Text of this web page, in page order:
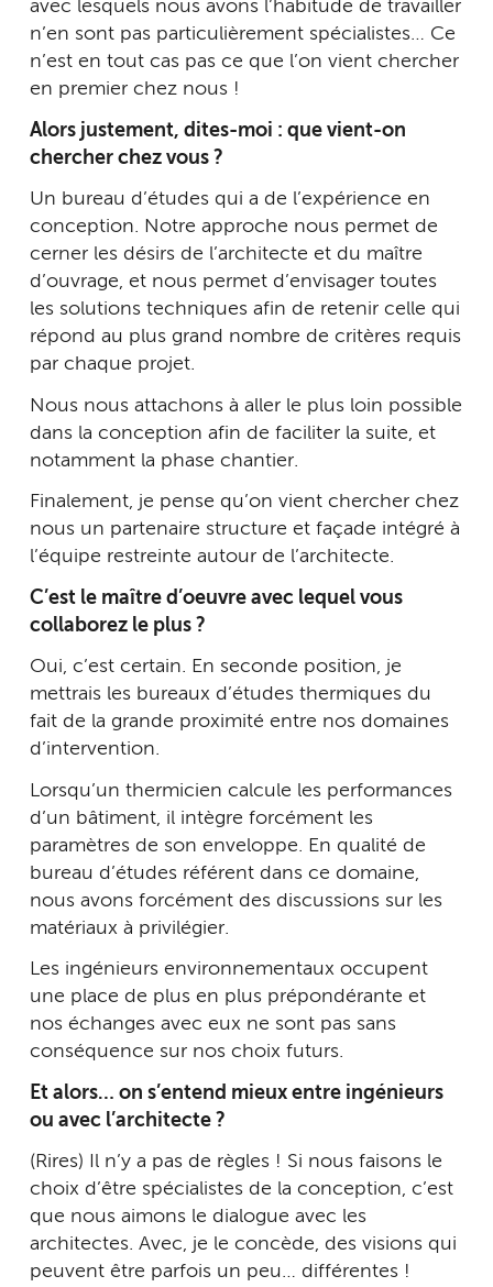
avec lesquels nous avons l’habitude de travailler
n’en sont pas particulièrement spécialistes… Ce
n’est en tout cas pas ce que l’on vient chercher
en premier chez nous !
Alors justement, dites-moi : que vient-on
chercher chez vous ?
Un bureau d’études qui a de l’expérience en
conception. Notre approche nous permet de
cerner les désirs de l’architecte et du maître
d’ouvrage, et nous permet d’envisager toutes
les solutions techniques afin de retenir celle qui
répond au plus grand nombre de critères requis
par chaque projet.
Nous nous attachons à aller le plus loin possible
dans la conception afin de faciliter la suite, et
notamment la phase chantier.
Finalement, je pense qu’on vient chercher chez
nous un partenaire structure et façade intégré à
l’équipe restreinte autour de l’architecte.
C’est le maître d’oeuvre avec lequel vous
collaborez le plus ?
Oui, c’est certain. En seconde position, je
mettrais les bureaux d’études thermiques du
fait de la grande proximité entre nos domaines
d’intervention.
Lorsqu’un thermicien calcule les performances
d’un bâtiment, il intègre forcément les
paramètres de son enveloppe. En qualité de
bureau d’études référent dans ce domaine,
nous avons forcément des discussions sur les
matériaux à privilégier.
Les ingénieurs environnementaux occupent
une place de plus en plus prépondérante et
nos échanges avec eux ne sont pas sans
conséquence sur nos choix futurs.
Et alors… on s’entend mieux entre ingénieurs
ou avec l’architecte ?
(Rires) Il n’y a pas de règles ! Si nous faisons le
choix d’être spécialistes de la conception, c’est
que nous aimons le dialogue avec les
architectes. Avec, je le concède, des visions qui
peuvent être parfois un peu… différentes !